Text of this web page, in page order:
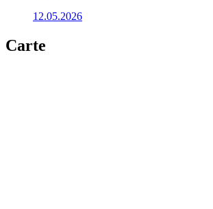
12.05.2026
Carte